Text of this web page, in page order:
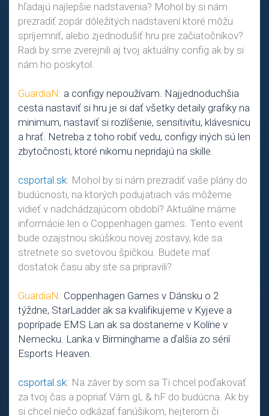
hľadajú najlepšie nadstavenia? Mohol by si nám
prezradiť zopár dôležitých nadstavení ktoré môžu
spríjemniť, alebo zjednodušiť hru pre začiatočníkov?
Radi by sme zverejnili aj tvoj aktuálny config ak by si
nám ho poskytol.
GuardiaN: a configy nepoužívam. Najjednoduchšia
cesta nastaviť si hru je si dať všetky detaily grafiky na
minimum, nastaviť si rozlíšenie, sensitivitu, klávesnicu
a hrať. Netreba z toho robiť vedu, configy iných sú len
zbytočnosti, ktoré nikomu nepridajú na skille.
csportal.sk: Mohol by si nám prezradiť vaše plány do
budúcnosti, na ktorých podujatiach vás môžeme
vidieť v nadchádzajúcom období? Aktuálne máme
informácie len o Coppenhagen games. Tento event
bude ozajstnou skúškou novej zostavy, kde sa
stretnete so svetovou špičkou. Budete mať
dostatok času aby ste sa pripravili?
GuardiaN: Coppenhagen Games v Dánsku o 2
týždne, StarLadder ak sa kvalifikujeme v Kyjeve a
poprípade EMS Lan ak sa dostaneme v Kolíne v
Nemecku. Lanka v Birminghame a ďalšia zo sérií
Esports Heaven.
csportal.sk: Na záver by som sa Ti chcel poďakovať
za tvoj čas a popriať Vám gL & hF do budúcna. Ak by
si chcel niečo odkázať fanúšikom, hejterom či